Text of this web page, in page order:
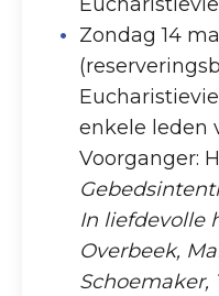
Zondag 14
enkele leden
Voorganger:
In liefdevolle
Overbeek,
Schoemaker,